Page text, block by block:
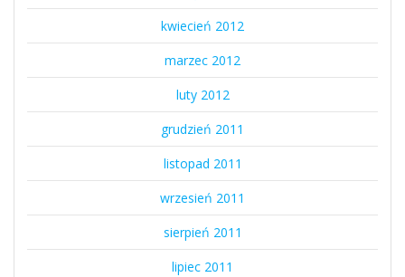
kwiecień 2012
marzec 2012
luty 2012
grudzień 2011
listopad 2011
wrzesień 2011
sierpień 2011
lipiec 2011